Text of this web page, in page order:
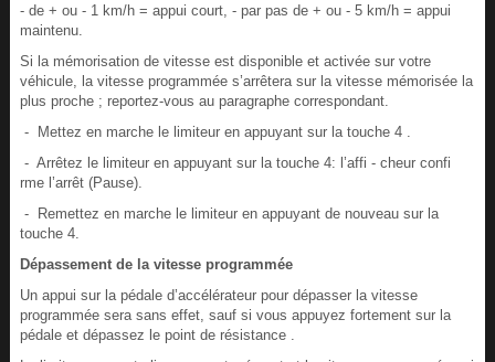
- de + ou - 1 km/h = appui court, - par pas de + ou - 5 km/h = appui
maintenu.
Si la mémorisation de vitesse est disponible et activée sur votre
véhicule, la vitesse programmée s’arrêtera sur la vitesse mémorisée la
plus proche ; reportez-vous au paragraphe correspondant.
- Mettez en marche le limiteur en appuyant sur la touche 4 .
- Arrêtez le limiteur en appuyant sur la touche 4: l’affi - cheur confi
rme l’arrêt (Pause).
- Remettez en marche le limiteur en appuyant de nouveau sur la
touche 4.
Dépassement de la vitesse programmée
Un appui sur la pédale d’accélérateur pour dépasser la vitesse
programmée sera sans effet, sauf si vous appuyez fortement sur la
pédale et dépassez le point de résistance .